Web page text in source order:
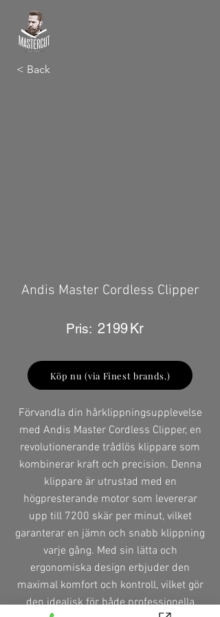
< Back
Andis Master Cordless Clipper
Pris: 2199Kr
Köp nu (via Finest brands.)
Förvandla din hårklippningsupplevelse
med Andis Master Cordless Clipper, en
revolutionerande trådlös klippare som
kombinerar kraft och precision. Denna
klippare är utrustad med en
högpresterande motor som levererar
upp till 7200 skär per minut, vilket
garanterar en jämn och snabb klippning
varje gång. Med sin lätta och
ergonomiska design erbjuder den
maximal komfort och kontroll, vilket gör
den idealisk för både professionella